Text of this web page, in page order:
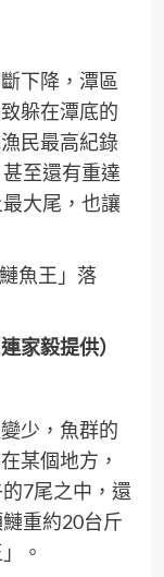
下降，潭區
躲在潭底的
民最高紀錄
至還有重達
大尾，也讓
家毅提供）
少，魚群的
某個地方，
7尾之中，還
重約20台斤
。